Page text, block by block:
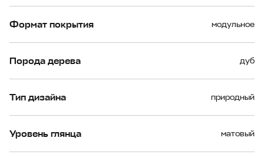
Формат покрытия модульное
Порода дерева дуб
Тип дизайна природный
Уровень глянца матовый